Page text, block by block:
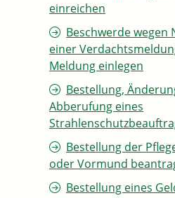
einreichen
Beschwerde wegen
einer
Meldung einlegen
Bestellung,
Abberufung eines
Bestellung der
oder Vormund
Bestellung eines